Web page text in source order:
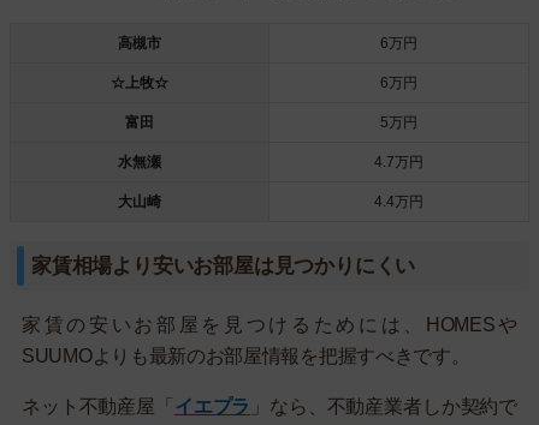
高槻市 6万円
☆上牧☆ 6万円
富田 5万円
水無瀬 4.7万円
大山崎 4.4万円
家賃相場より安いお部屋は見つかりにくい
家賃の安いお部屋を見つけるためには、HOMESや
SUUMOよりも最新のお部屋情報を把握すべきです。
ネット不動産屋「 イエプラ 」なら、不動産業者しか契約で